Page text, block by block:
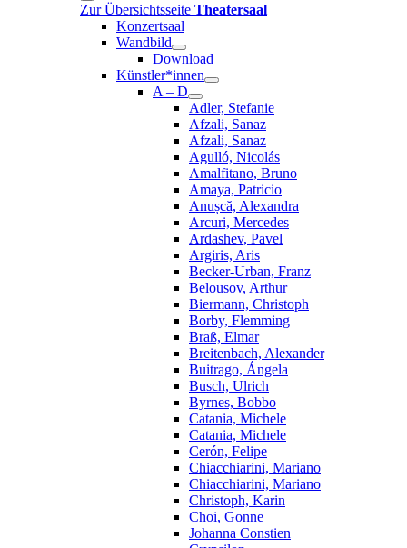
Zur Übersichtsseite Theatersaal
Konzertsaal
Wandbild
Download
Künstler*innen
A – D
Adler, Stefanie
Afzali, Sanaz
Afzali, Sanaz
Agulló, Nicolás
Amalfitano, Bruno
Amaya, Patricio
Anușcă, Alexandra
Arcuri, Mercedes
Ardashev, Pavel
Argiris, Aris
Becker-Urban, Franz
Belousov, Arthur
Biermann, Christoph
Borby, Flemming
Braß, Elmar
Breitenbach, Alexander
Buitrago, Ángela
Busch, Ulrich
Byrnes, Bobbo
Catania, Michele
Catania, Michele
Cerón, Felipe
Chiacchiarini, Mariano
Chiacchiarini, Mariano
Christoph, Karin
Choi, Gonne
Johanna Constien